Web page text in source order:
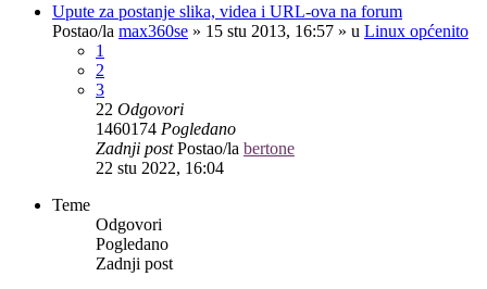
Upute za postanje slika, videa i URL-ova na forum
Postao/la max360se » 15 stu 2013, 16:57 » u Linux općenito
1
2
3
22 Odgovori
1460174 Pogledano
Zadnji postPostao/la bertone
22 stu 2022, 16:04
Teme
Odgovori
Pogledano
Zadnji post